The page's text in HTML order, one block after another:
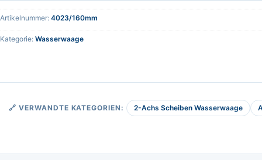
Artikelnummer: 4023/160mm
Kategorie: Wasserwaage
🔗 VERWANDTE KATEGORIEN: 2-Achs Scheiben Wasserwaage